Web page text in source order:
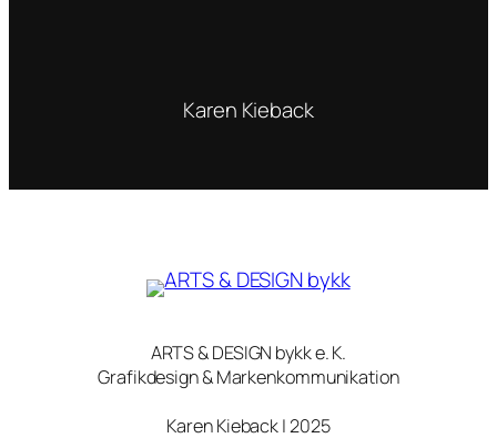
Karen Kieback
ARTS & DESIGN bykk e. K.
Grafikdesign & Markenkommunikation
Karen Kieback | 2025